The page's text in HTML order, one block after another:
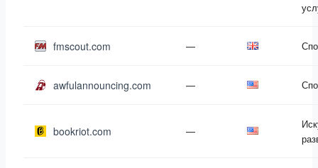
fmscout.com —
awfulannouncing.com —
bookriot.com —